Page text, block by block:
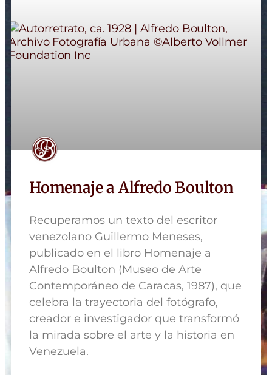
Homenaje a Alfredo Boulton
Recuperamos un texto del escritor
venezolano Guillermo Meneses,
publicado en el libro Homenaje a
Alfredo Boulton (Museo de Arte
Contemporáneo de Caracas, 1987), que
celebra la trayectoria del fotógrafo,
creador e investigador que transformó
la mirada sobre el arte y la historia en
Venezuela.